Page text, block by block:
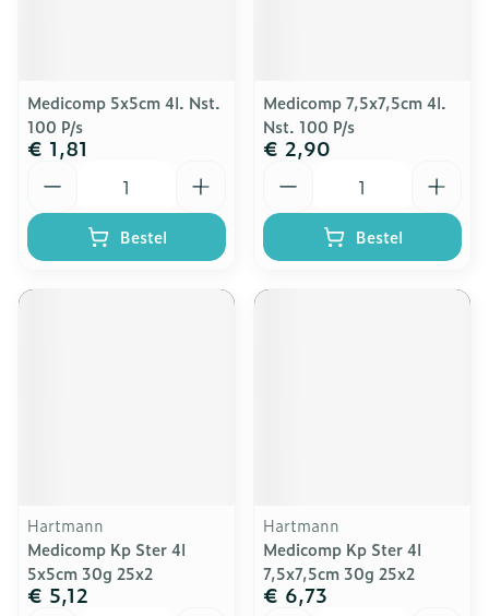
Medicomp 5x5cm 4l. Nst.
100 P/s
€ 1,81
Bestel
Medicomp 7,5x7,5cm 4l.
Nst. 100 P/s
€ 2,90
Bestel
Hartmann
Medicomp Kp Ster 4l
5x5cm 30g 25x2
€ 5,12
Hartmann
Medicomp Kp Ster 4l
7,5x7,5cm 30g 25x2
€ 6,73